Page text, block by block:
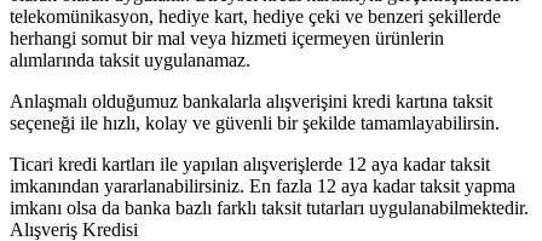
telekomünikasyon, hediye kart, hediye çeki ve benzeri şekillerde
herhangi somut bir mal veya hizmeti içermeyen ürünlerin
alımlarında taksit uygulanamaz.
Anlaşmalı olduğumuz bankalarla alışverişini kredi kartına taksit
seçeneği ile hızlı, kolay ve güvenli bir şekilde tamamlayabilirsin.
Ticari kredi kartları ile yapılan alışverişlerde 12 aya kadar taksit
imkanından yararlanabilirsiniz. En fazla 12 aya kadar taksit yapma
imkanı olsa da banka bazlı farklı taksit tutarları uygulanabilmektedir.
Alışveriş Kredisi